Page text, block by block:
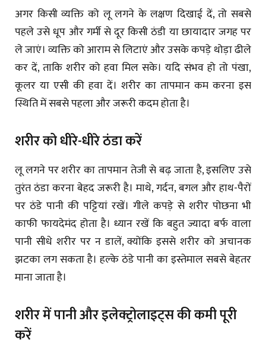
अगर किसी व्यक्ति को लू लगने के लक्षण दिखाई दें, तो सबसे
पहले उसे धूप और गर्मी से दूर किसी ठंडी या छायादार जगह पर
ले जाएं। व्यक्ति को आराम से लिटाएं और उसके कपड़े थोड़ा ढीले
कर दें, ताकि शरीर को हवा मिल सके। यदि संभव हो तो पंखा,
कूलर या एसी की हवा दें। शरीर का तापमान कम करना इस
स्थिति में सबसे पहला और जरूरी कदम होता है।
शरीर को धीरे-धीरे ठंडा करें
लू लगने पर शरीर का तापमान तेजी से बढ़ जाता है, इसलिए उसे
तुरंत ठंडा करना बेहद जरूरी है। माथे, गर्दन, बगल और हाथ-पैरों
पर ठंडे पानी की पट्टियां रखें। गीले कपड़े से शरीर पोछना भी
काफी फायदेमंद होता है। ध्यान रखें कि बहुत ज्यादा बर्फ वाला
पानी सीधे शरीर पर न डालें, क्योंकि इससे शरीर को अचानक
झटका लग सकता है। हल्के ठंडे पानी का इस्तेमाल सबसे बेहतर
माना जाता है।
शरीर में पानी और इलेक्ट्रोलाइट्स की कमी पूरी
करें